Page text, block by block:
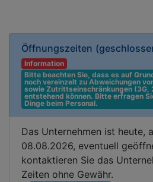
Öffnungszeiten
Information
Bitte beachten Sie, dass es auf
noch vereinzelt zu Abweichungen
sowie Zutrittseinschränkungen (3G,
entstehend können. Bitte erfragen
Dinge beim Personal.
Das Unternehmen ist heute,
08.08.2026, eventuell
kontaktieren Sie das
Zeiten ohne Gewähr.